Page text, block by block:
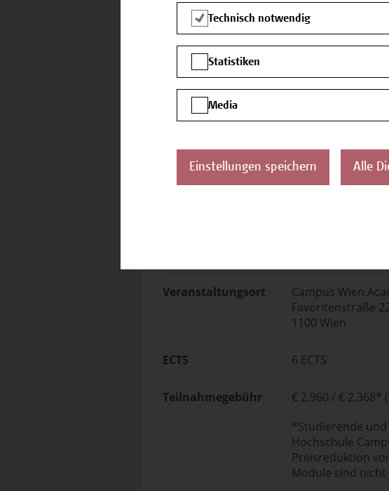
Hochschulreife.
Zertifikatsprogramm
School Health
Abschluss
Vortragende
Lic. Marius Contor
-> mehr
Veranstaltungsort
Campus Wien
Favoritenstraße
1100 Wien
ECTS 6 ECTS
Teilnahmegebühr
€ 2.960 / € 2.368*
*Studierende
Hochschule
Preisreduktion
Module sind
Technisch notwendig
Statistiken
Media
Einstellungen speichern Alle